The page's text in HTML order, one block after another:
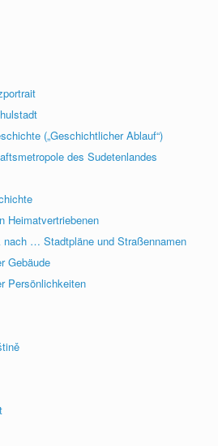
(„Geschichtlicher Ablauf“)
des Sudetenlandes
Heimatvertriebenen
nach … Stadtpläne und Straßennamen
Gebäude
Persönlichkeiten